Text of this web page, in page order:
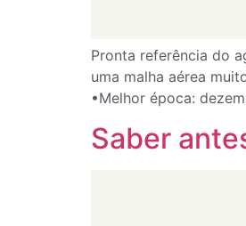
Pronta referência do
uma malha aérea
•Melhor época:
Saber